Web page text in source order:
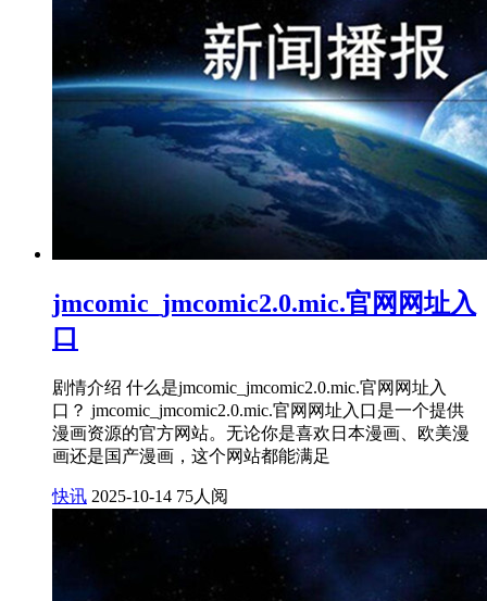
jmcomic_jmcomic2.0.mic.官网网址入
口
剧情介绍 什么是jmcomic_jmcomic2.0.mic.官网网址入
口？ jmcomic_jmcomic2.0.mic.官网网址入口是一个提供
漫画资源的官方网站。无论你是喜欢日本漫画、欧美漫
画还是国产漫画，这个网站都能满足
快讯 2025-10-14 75人阅